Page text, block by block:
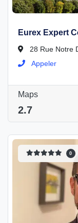
Eurex Expert
28 Rue Notre
Appeler
Maps
2.7
0